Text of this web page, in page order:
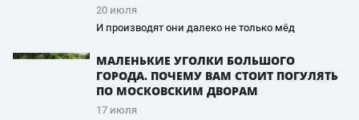
20 июля
И производят они далеко не только мёд
МАЛЕНЬКИЕ УГОЛКИ БОЛЬШОГО
ГОРОДА. ПОЧЕМУ ВАМ СТОИТ ПОГУЛЯТЬ
ПО МОСКОВСКИМ ДВОРАМ
17 июля